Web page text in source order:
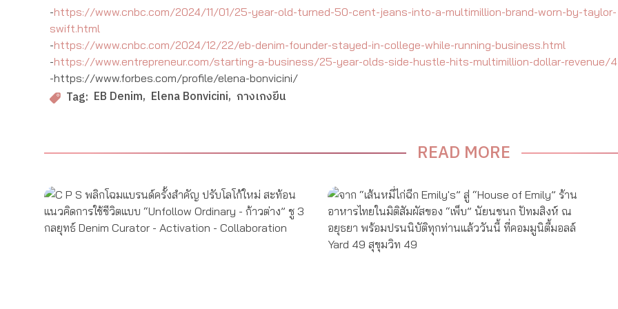
-https://www.cnbc.com/2024/11/01/25-year-old-turned-50-cent-jeans-into-a-multimillion-brand-worn-by-taylor-
swift.html
-https://www.cnbc.com/2024/12/22/eb-denim-founder-stayed-in-college-while-running-business.html
-https://www.entrepreneur.com/starting-a-business/25-year-olds-side-hustle-hits-multimillion-dollar-revenue/
-​​https://www.forbes.com/profile/elena-bonvicini/
Tag: EB Denim Elena Bonvicini กางเกงยีน
READ MORE